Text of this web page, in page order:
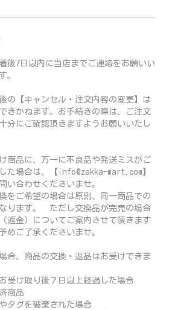
後7日以内に当店までご連絡をお願いい
。
の【キャンセル・注文内容の変更】は
きかねます。お手続きの際は、ご注文
分にご確認頂きますようお願いいたし
商品に、万一に不良品や発送ミスがご
た場合は、【info@zakka-mart.com】
い合わせくださいませ。
をご希望の場合は原則、同一商品での
ります。 ただし交換品が完売の場合
返金）についてご案内させて頂きます
めご了承くださいませ。
合、商品の交換・返品はお受けできま
受け取り後７日以上経過した場合
商品
タグを破棄された場合